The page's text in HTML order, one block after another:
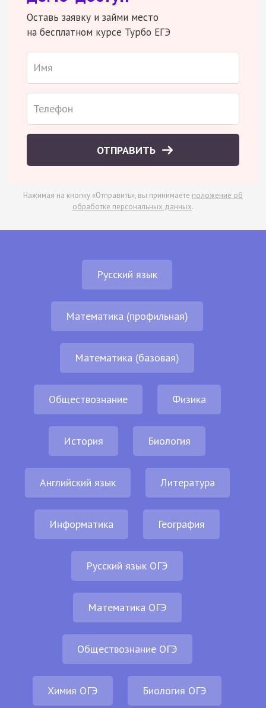
Оставь заявку и займи место
на бесплатном курсе Турбо ЕГЭ
ОТПРАВИТЬ
Нажимая на кнопку «Отправить», вы принимаете положение об
обработке персональных данных.
Русский язык
Математика (профильная)
Математика (базовая)
Обществознание Физика
История Биология
Английский язык Литература
Информатика География
Русский язык ОГЭ
Математика ОГЭ
Обществознание ОГЭ
Химия ОГЭ Биология ОГЭ